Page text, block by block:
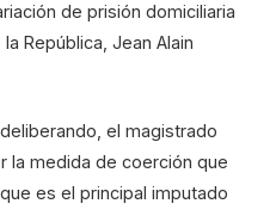
de prisión domiciliaria
República, Jean Alain
el magistrado
la medida de coerción que
es el principal imputado